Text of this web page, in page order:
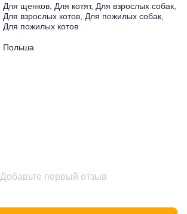
Для щенков, Для котят, Для взрослых собак,
Для взрослых котов, Для пожилых собак,
Для пожилых котов
Польша
Добавьте первый отзыв